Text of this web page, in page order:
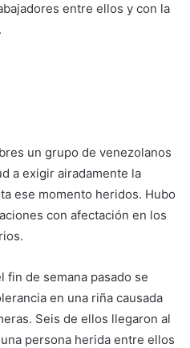
entre ellos y con la
un grupo de venezolanos
a exigir airadamente la
ese momento heridos. Hubo
con afectación en los
fin de semana pasado se
en una riña causada
Seis de ellos llegaron al
persona herida entre ellos